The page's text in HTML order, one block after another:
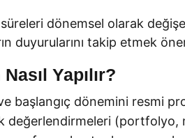
dönemsel olarak
duyurularını takip etmek
Yapılır?
başlangıç dönemini resmi
değerlendirmeleri